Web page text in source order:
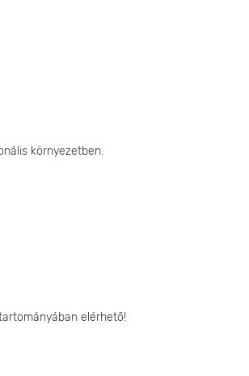
környezetben.
elérhető!